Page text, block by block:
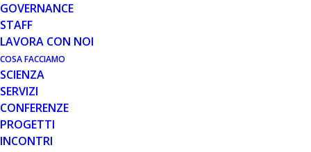
GOVERNANCE
STAFF
LAVORA CON NOI
COSA FACCIAMO
SCIENZA
SERVIZI
CONFERENZE
PROGETTI
INCONTRI
27 LUG 2023
CHIUSURA PER FERIE ESTIVE